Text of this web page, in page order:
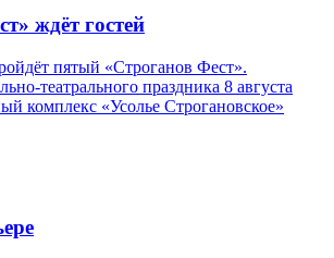
ждёт гостей
пятый «Строганов Фест».
театрального праздника 8 августа
комплекс «Усолье Строгановское»